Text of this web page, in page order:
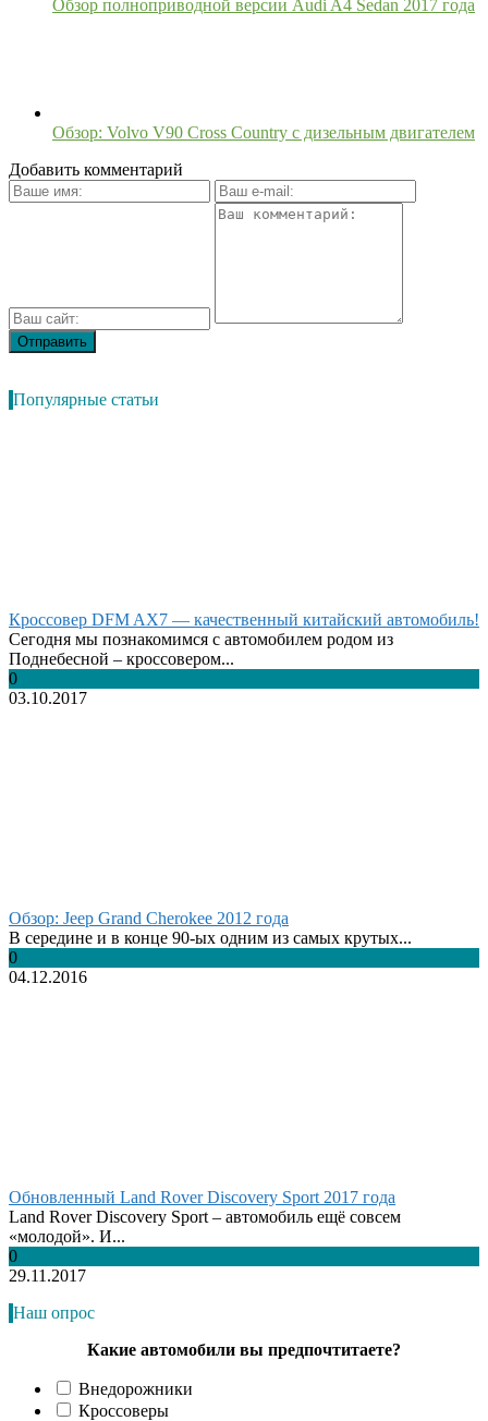
Обзор полноприводной версии Audi A4 Sedan 2017 года
Обзор: Volvo V90 Cross Country с дизельным двигателем
Добавить комментарий
Популярные статьи
Кроссовер DFM AX7 — качественный китайский автомобиль!
Сегодня мы познакомимся с автомобилем родом из
Поднебесной – кроссовером...
0
03.10.2017
Обзор: Jeep Grand Cherokee 2012 года
В середине и в конце 90-ых одним из самых крутых...
0
04.12.2016
Обновленный Land Rover Discovery Sport 2017 года
Land Rover Discovery Sport – автомобиль ещё совсем
«молодой». И...
0
29.11.2017
Наш опрос
Какие автомобили вы предпочтитаете?
Внедорожники
Кроссоверы